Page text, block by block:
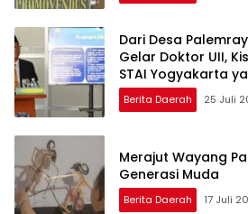
Dari Desa
Gelar Doktor UII,
STAI Yogyakarta
Driver Taksi Online
Berita Daerah 25 Juli
Merajut Wayang
Generasi Muda
Berita Daerah 17 Juli